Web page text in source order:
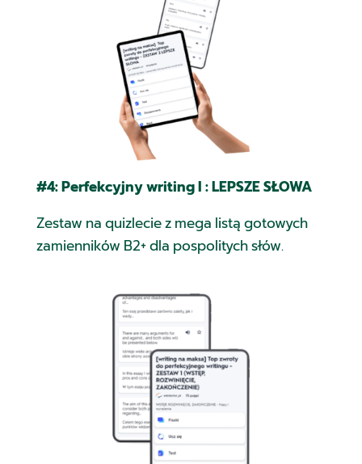
#4: Perfekcyjny writing I : LEPSZE SŁOWA
Zestaw na quizlecie z mega listą gotowych
zamienników B2+ dla pospolitych słów.